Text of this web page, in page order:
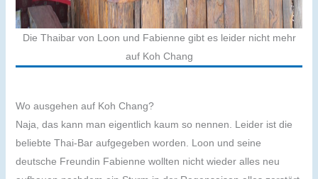
Die Thaibar von Loon und Fabienne gibt es leider nicht mehr
auf Koh Chang
Wo ausgehen auf Koh Chang?
Naja, das kann man eigentlich kaum so nennen. Leider ist die
beliebte Thai-Bar aufgegeben worden. Loon und seine
deutsche Freundin Fabienne wollten nicht wieder alles neu